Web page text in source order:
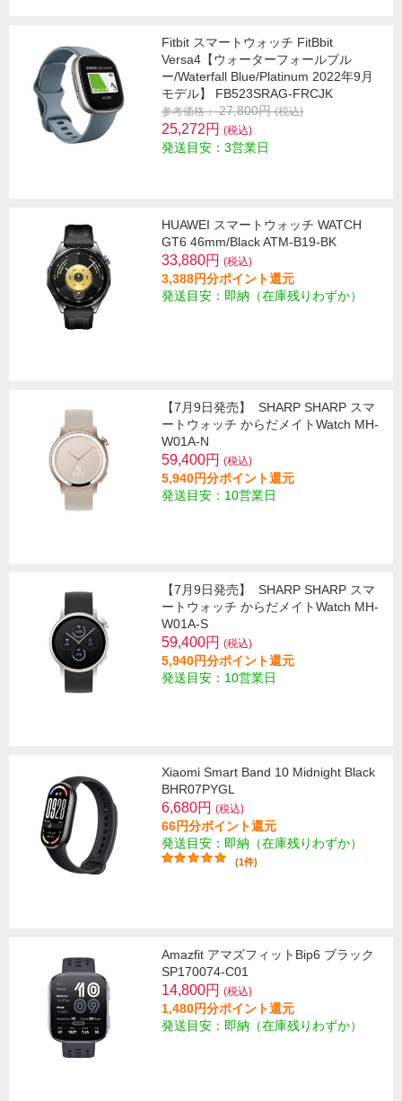
Fitbit スマートウォッチ FitBbit
Versa4【ウォーターフォールブル
ー/Waterfall Blue/Platinum 2022年9月
モデル】 FB523SRAG-FRCJK
参考価格： 27,800円(税込)
25,272円 (税込)
発送目安：3営業日
HUAWEI スマートウォッチ WATCH
GT6 46mm/Black ATM-B19-BK
33,880円 (税込)
3,388円分ポイント還元
発送目安：即納（在庫残りわずか）
【7月9日発売】
SHARP SHARP スマ
ートウォッチ からだメイトWatch MH-
W01A-N
59,400円 (税込)
5,940円分ポイント還元
発送目安：10営業日
【7月9日発売】
SHARP SHARP スマ
ートウォッチ からだメイトWatch MH-
W01A-S
59,400円 (税込)
5,940円分ポイント還元
発送目安：10営業日
Xiaomi Smart Band 10 Midnight Black
BHR07PYGL
6,680円 (税込)
66円分ポイント還元
発送目安：即納（在庫残りわずか）
(1件)
Amazfit アマズフィットBip6 ブラック
SP170074-C01
14,800円 (税込)
1,480円分ポイント還元
発送目安：即納（在庫残りわずか）